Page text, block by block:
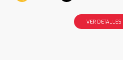
VER DETALLES